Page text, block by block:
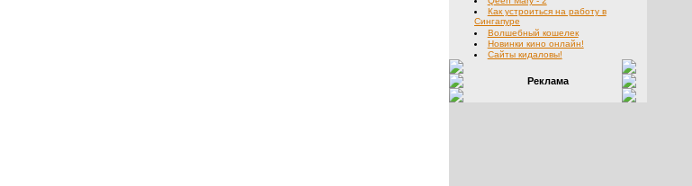
Как устроиться на работу в
Сингапуре
Волшебный кошелек
Новинки кино онлайн!
Сайты кидаловы!
Реклама